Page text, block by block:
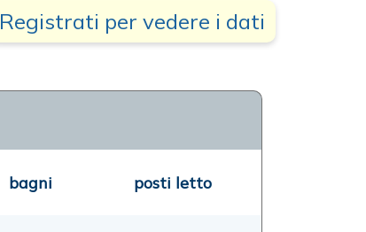
Registrati per vedere i dati
bagni posti letto